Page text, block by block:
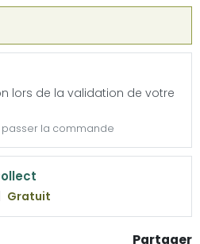
lors de la validation de votre
la commande
Gratuit
Partager